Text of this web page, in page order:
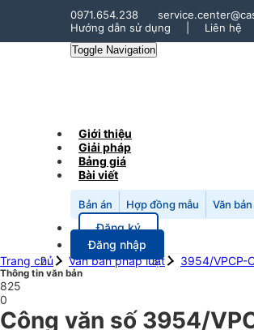
0971.654.238
Hướng dẫn sử dụng
Liên hệ
Toggle Navigation
Giới thiệu
Giải pháp
Bảng giá
Bài viết
Bản án Hợp đồng mẫu Văn
Đăng ký
Đăng nhập
Trang chủ
Văn bản pháp luật 3954/VPCP-
Thông tin văn bản
825
0
Công văn số 3954/